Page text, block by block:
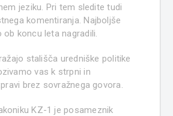
jeziku. Pri tem sledite tudi
komentiranja. Najboljše
koncu leta nagradili.
stališča uredniške politike
vas k strpni in
brez sovražnega govora.
KZ-1 je posameznik